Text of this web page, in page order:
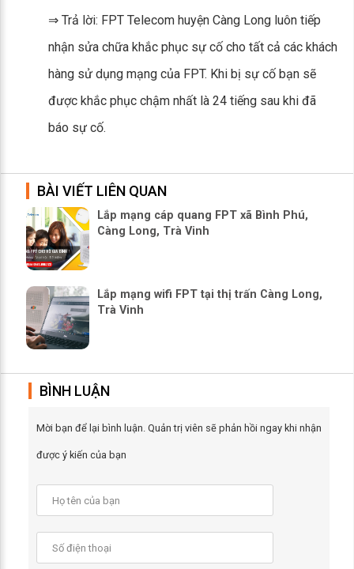
⇒ Trả lời: FPT Telecom huyện Càng Long luôn tiếp
nhận sửa chữa khắc phục sự cố cho tất cả các khách
hàng sử dụng mạng của FPT. Khi bị sự cố bạn sẽ
được khắc phục chậm nhất là 24 tiếng sau khi đã
báo sự cố.
BÀI VIẾT LIÊN QUAN
Lắp mạng cáp quang FPT xã Bình Phú,
Càng Long, Trà Vinh
Lắp mạng wifi FPT tại thị trấn Càng Long,
Trà Vinh
BÌNH LUẬN
Mời bạn để lại bình luận. Quản trị viên sẽ phản hồi ngay khi nhận
được ý kiến của bạn